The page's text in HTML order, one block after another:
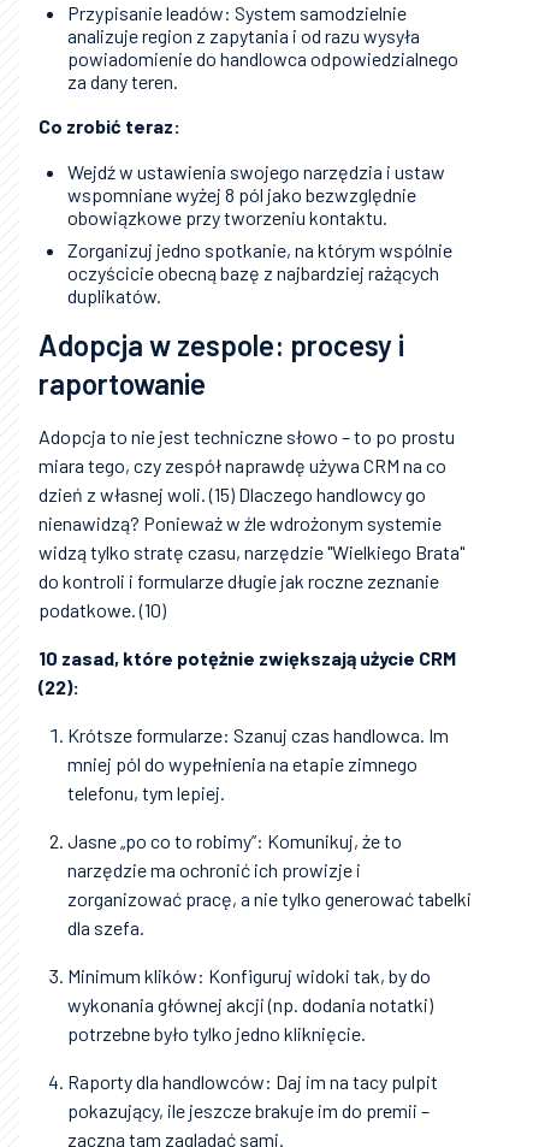
Przypisanie leadów: System samodzielnie
analizuje region z zapytania i od razu wysyła
powiadomienie do handlowca odpowiedzialnego
za dany teren.
Co zrobić teraz:
Wejdź w ustawienia swojego narzędzia i ustaw
wspomniane wyżej 8 pól jako bezwzględnie
obowiązkowe przy tworzeniu kontaktu.
Zorganizuj jedno spotkanie, na którym wspólnie
oczyścicie obecną bazę z najbardziej rażących
duplikatów.
Adopcja w zespole: procesy i
raportowanie
Adopcja to nie jest techniczne słowo – to po prostu
miara tego, czy zespół naprawdę używa CRM na co
dzień z własnej woli. (15) Dlaczego handlowcy go
nienawidzą? Ponieważ w źle wdrożonym systemie
widzą tylko stratę czasu, narzędzie "Wielkiego Brata"
do kontroli i formularze długie jak roczne zeznanie
podatkowe. (10)
10 zasad, które potężnie zwiększają użycie CRM
(22):
Krótsze formularze: Szanuj czas handlowca. Im
mniej pól do wypełnienia na etapie zimnego
telefonu, tym lepiej.
Jasne „po co to robimy”: Komunikuj, że to
narzędzie ma ochronić ich prowizje i
zorganizować pracę, a nie tylko generować tabelki
dla szefa.
Minimum klików: Konfiguruj widoki tak, by do
wykonania głównej akcji (np. dodania notatki)
potrzebne było tylko jedno kliknięcie.
Raporty dla handlowców: Daj im na tacy pulpit
pokazujący, ile jeszcze brakuje im do premii –
zaczną tam zaglądać sami.